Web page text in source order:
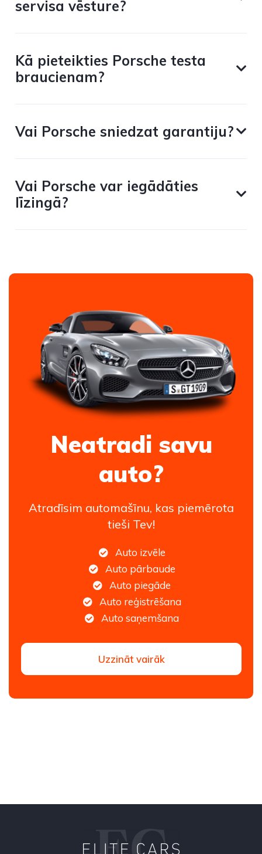
servisa vēsture?
Kā pieteikties Porsche testa
braucienam?
Vai Porsche sniedzat garantiju?
Vai Porsche var iegādāties
līzingā?
Neatradi savu
auto?
Atradīsim automašīnu, kas piemērota
tieši Tev!
Auto izvēle
Auto pārbaude
Auto piegāde
Auto reģistrēšana
Auto saņemšana
Uzzināt vairāk